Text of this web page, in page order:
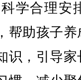
学合理安
帮助孩子
识，引导